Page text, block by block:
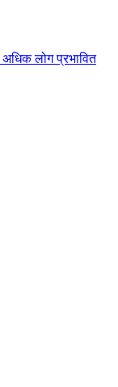
लोग प्रभावित